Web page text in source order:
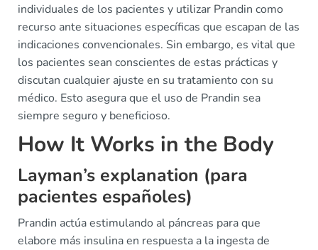
individuales de los pacientes y utilizar Prandin como
recurso ante situaciones específicas que escapan de las
indicaciones convencionales. Sin embargo, es vital que
los pacientes sean conscientes de estas prácticas y
discutan cualquier ajuste en su tratamiento con su
médico. Esto asegura que el uso de Prandin sea
siempre seguro y beneficioso.
How It Works in the Body
Layman’s explanation (para
pacientes españoles)
Prandin actúa estimulando al páncreas para que
elabore más insulina en respuesta a la ingesta de